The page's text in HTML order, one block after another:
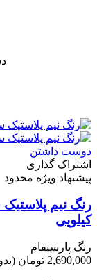
دوست داشتن
اشتراک گذاری
پیشنهاد ویژه محدود
کیلویی
رنگ پارسیفام
2,690,000 تومان